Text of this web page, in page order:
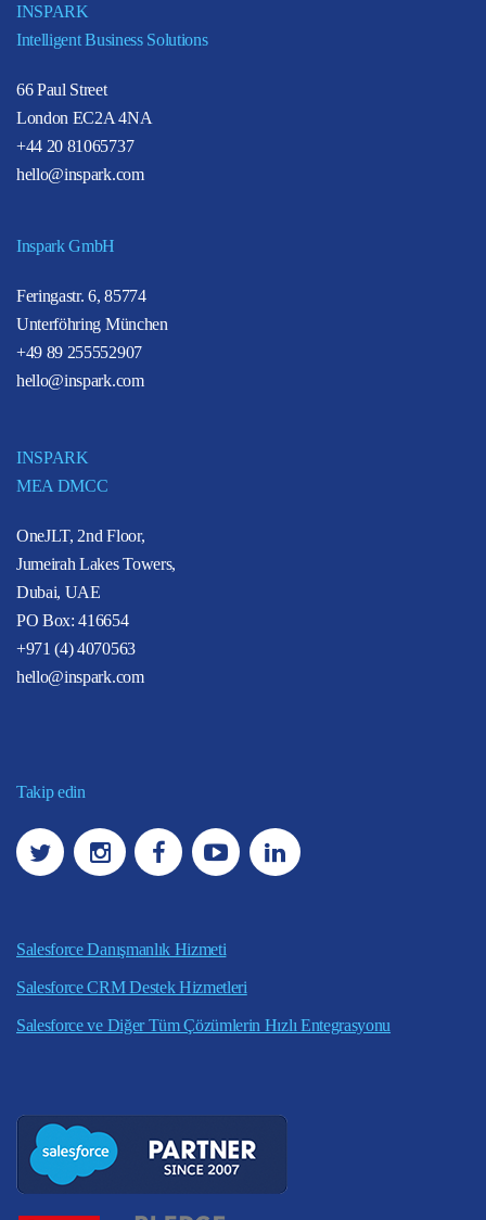
Intelligent Business Solutions
London EC2A 4NA
+44 20 81065737
hello@inspark.com
Unterföhring München
+49 89 255552907
hello@inspark.com
MEA DMCC
Jumeirah Lakes Towers,
Dubai, UAE
PO Box: 416654
+971 (4) 4070563
hello@inspark.com
Salesforce CRM Destek Hizmetleri
Salesforce ve Diğer Tüm Çözümlerin Hızlı Entegrasyonu